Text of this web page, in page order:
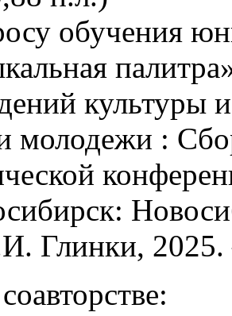
обучения
культуры
молодежи :
Глинки, 2025.